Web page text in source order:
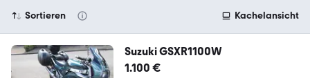
Sortieren Kachelansicht
Suzuki GSXR1100W
1.100 €